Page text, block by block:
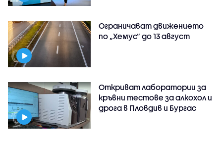
Ограничават движението
по „Хемус“ до 13 август
Откриват лаборатории за
кръвни тестове за алкохол и
дрога в Пловдив и Бургас